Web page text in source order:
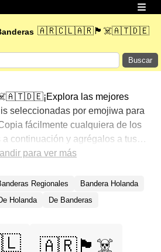
🇦🇷🇨🇱🇦🇷🏴‍☠️🇦🇹🇩🇪
Buscar
las mejores
seleccionadas por emojiwa para
fácilmente cualquiera de los
continuación y agrégalos a tus
un toque personalizado. Hemos
más populares. ¿Buscas más?
para descubrir aún más formas
para ver más
Regionales
Bandera Holanda
Holanda
De Banderas
🇦🇷🏴‍☠️